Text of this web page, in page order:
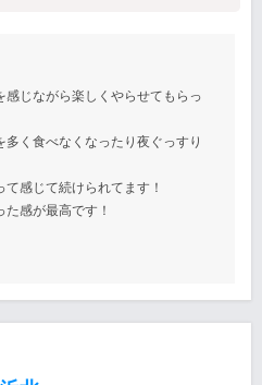
じながら楽しくやらせてもらっ
く食べなくなったり夜ぐっすり
感じて続けられてます！
感が最高です！